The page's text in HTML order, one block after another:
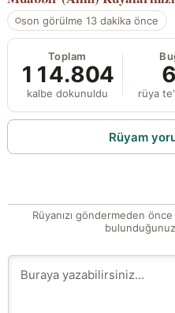
son görülme 13 dakika önce
Toplam
114.804
kalbe dokunuldu rüya
Rüyam
Rüyanızı göndermeden